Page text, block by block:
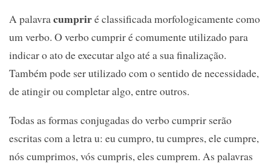
A palavracumpriré classificada morfologicamente como
um verbo. O verbo cumprir é comumente utilizado para
indicar o ato de executar algo até a sua finalização.
Também pode ser utilizado com o sentido de necessidade,
de atingir ou completar algo, entre outros.
Todas as formas conjugadas do verbo cumprir serão
escritas com a letra u: eu cumpro, tu cumpres, ele cumpre,
nós cumprimos, vós cumpris, eles cumprem. As palavras